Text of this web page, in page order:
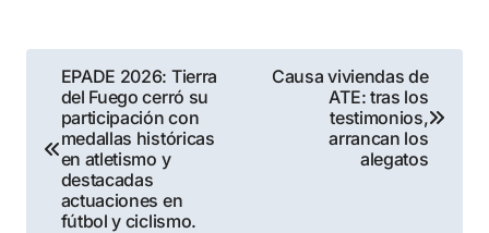
Navegación
de
entradas
EPADE 2026: Tierra
del Fuego cerró su
participación con
medallas históricas
en atletismo y
destacadas
actuaciones en
fútbol y ciclismo.
Causa viviendas de
ATE: tras los
testimonios,
arrancan los
alegatos